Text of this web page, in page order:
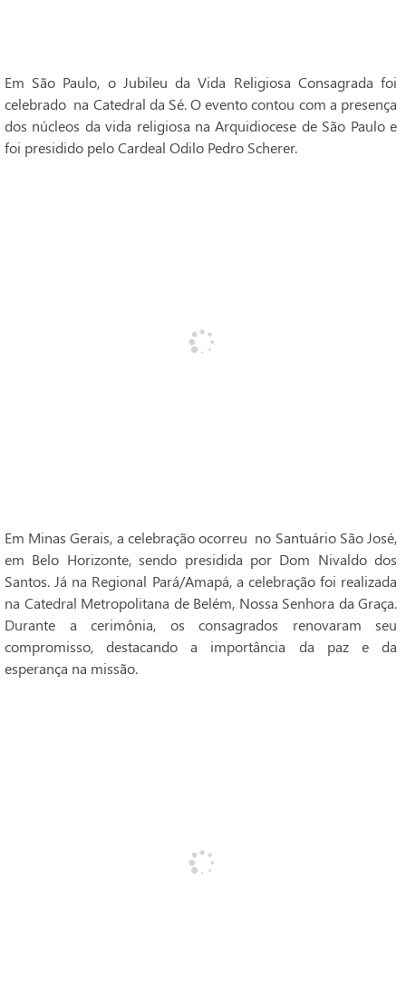
Em São Paulo, o Jubileu da Vida Religiosa Consagrada foi
celebrado na Catedral da Sé. O evento contou com a presença
dos núcleos da vida religiosa na Arquidiocese de São Paulo e
foi presidido pelo Cardeal Odilo Pedro Scherer.
Em Minas Gerais, a celebração ocorreu no Santuário São José,
em Belo Horizonte, sendo presidida por Dom Nivaldo dos
Santos. Já na Regional Pará/Amapá, a celebração foi realizada
na Catedral Metropolitana de Belém, Nossa Senhora da Graça.
Durante a cerimônia, os consagrados renovaram seu
compromisso, destacando a importância da paz e da
esperança na missão.